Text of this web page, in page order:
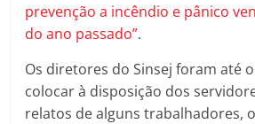
prevenção a incêndio e pânico
do ano passado”.
Os diretores do Sinsej foram até
colocar à disposição dos
relatos de alguns trabalhadores,